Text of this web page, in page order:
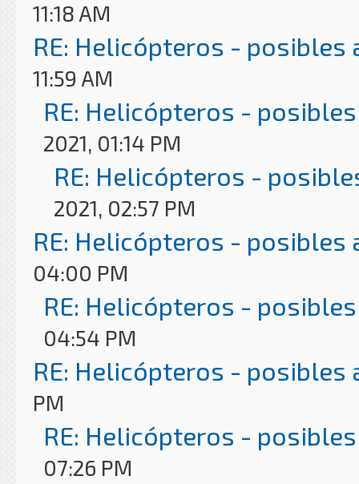
11:18 AM
RE: Helicópteros - posibles
11:59 AM
RE: Helicópteros -
2021, 01:14 PM
RE: Helicópteros -
2021, 02:57 PM
RE: Helicópteros - posibles
04:00 PM
RE: Helicópteros -
04:54 PM
RE: Helicópteros - posibles
PM
RE: Helicópteros -
07:26 PM